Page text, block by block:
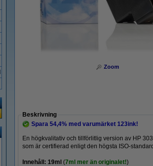
Zoom
Beskrivning
Spara 54,4% med varumärket 123ink!
En högkvalitativ och tillförlitlig version av HP
som är certifierad enligt den högsta ISO-
Innehåll: 19ml (7ml mer än originalet!)